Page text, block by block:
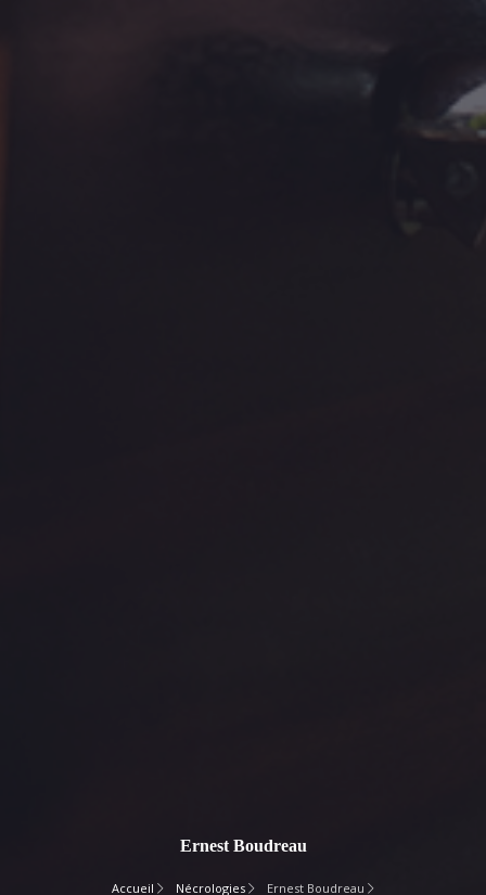
Ernest Boudreau
Accueil Nécrologies Ernest Boudreau